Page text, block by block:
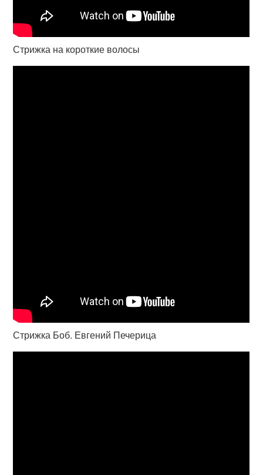
Стрижка на короткие волосы
Стрижка Боб. Евгений Печерица